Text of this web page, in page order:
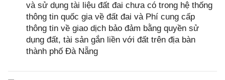
và sử dụng tài liệu đất đai chưa có trong hệ thống
thông tin quốc gia về đất đai và Phí cung cấp
thông tin về giao dịch bảo đảm bằng quyền sử
dụng đất, tài sản gắn liền với đất trên địa bàn
thành phố Đà Nẵng